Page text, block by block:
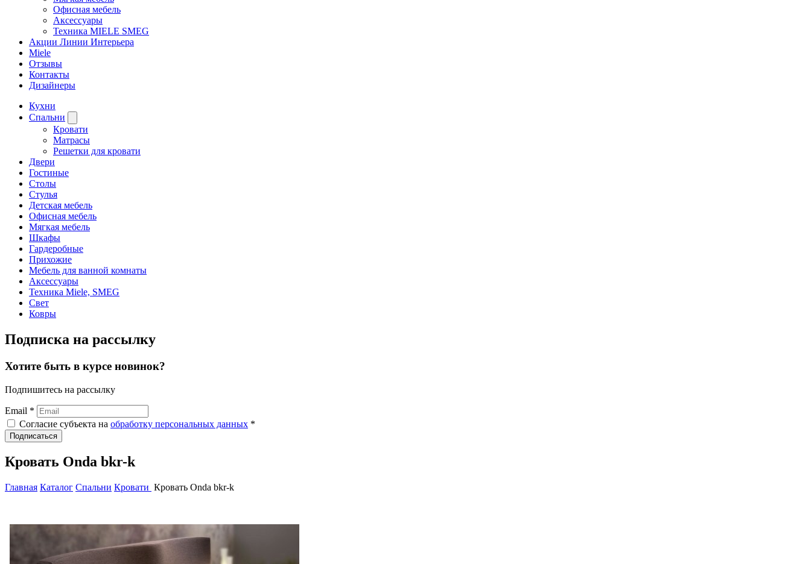
Офисная мебель
Аксессуары
Техника MIELE SMEG
Акции Линии Интерьера
Miele
Отзывы
Контакты
Дизайнеры
Кухни
Спальни
Кровати
Матрасы
Решетки для кровати
Двери
Гостиные
Столы
Стулья
Детская мебель
Офисная мебель
Мягкая мебель
Шкафы
Гардеробные
Прихожие
Мебель для ванной комнаты
Аксессуары
Техника Miele, SMEG
Свет
Ковры
Подписка на рассылку
Хотите быть в курсе новинок?
Подпишитесь на рассылку
Email *
Согласие субъекта на обработку персональных данных *
Подписаться
Кровать Onda bkr-k
Главная Каталог Спальни Кровати Кровать Onda bkr-k